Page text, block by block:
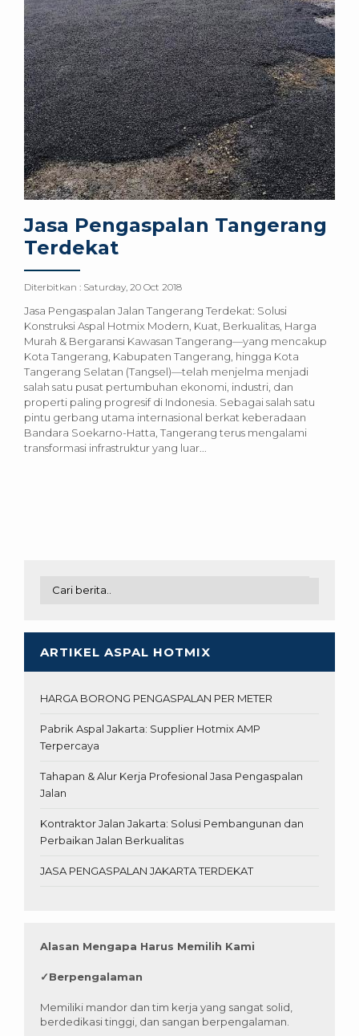
Jasa Pengaspalan Tangerang
Terdekat
Diterbitkan : Saturday, 20 Oct 2018
Jasa Pengaspalan Jalan Tangerang Terdekat: Solusi
Konstruksi Aspal Hotmix Modern, Kuat, Berkualitas, Harga
Murah & Bergaransi Kawasan Tangerang—yang mencakup
Kota Tangerang, Kabupaten Tangerang, hingga Kota
Tangerang Selatan (Tangsel)—telah menjelma menjadi
salah satu pusat pertumbuhan ekonomi, industri, dan
properti paling progresif di Indonesia. Sebagai salah satu
pintu gerbang utama internasional berkat keberadaan
Bandara Soekarno-Hatta, Tangerang terus mengalami
transformasi infrastruktur yang luar...
ARTIKEL ASPAL HOTMIX
HARGA BORONG PENGASPALAN PER METER
Pabrik Aspal Jakarta: Supplier Hotmix AMP
Terpercaya
Tahapan & Alur Kerja Profesional Jasa Pengaspalan
Jalan
Kontraktor Jalan Jakarta: Solusi Pembangunan dan
Perbaikan Jalan Berkualitas
JASA PENGASPALAN JAKARTA TERDEKAT
Alasan Mengapa Harus Memilih Kami
✓Berpengalaman
Memiliki mandor dan tim kerja yang sangat solid,
berdedikasi tinggi, dan sangan berpengalaman.